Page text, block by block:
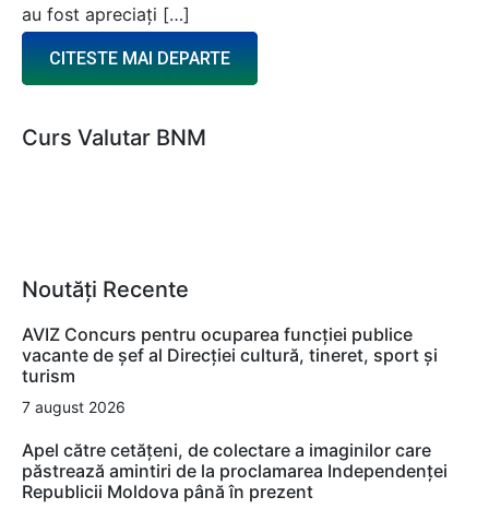
au fost apreciați […]
CITESTE MAI DEPARTE
Curs Valutar BNM
Noutăți Recente
AVIZ Concurs pentru ocuparea funcţiei publice
vacante de şef al Direcţiei cultură, tineret, sport şi
turism
7 august 2026
Apel către cetățeni, de colectare a imaginilor care
păstrează amintiri de la proclamarea Independenței
Republicii Moldova până în prezent